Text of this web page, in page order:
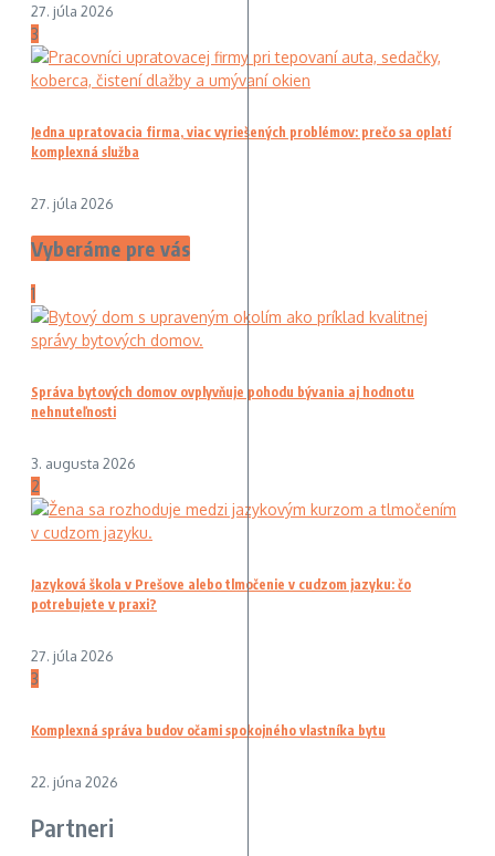
27. júla 2026
3
Jedna upratovacia firma, viac vyriešených problémov: prečo sa oplatí
komplexná služba
27. júla 2026
Vyberáme pre vás
1
Správa bytových domov ovplyvňuje pohodu bývania aj hodnotu
nehnuteľnosti
3. augusta 2026
2
Jazyková škola v Prešove alebo tlmočenie v cudzom jazyku: čo
potrebujete v praxi?
27. júla 2026
3
Komplexná správa budov očami spokojného vlastníka bytu
22. júna 2026
Partneri